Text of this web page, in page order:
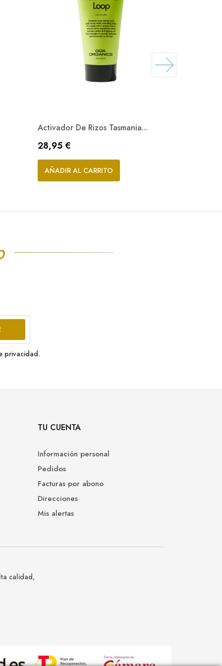
Activador De Rizos Tasmania...
Precio
28,95 €
AÑADIR AL CARRITO
privacidad.
TU CUENTA
Información personal
Pedidos
Facturas por abono
Direcciones
Mis alertas
calidad,